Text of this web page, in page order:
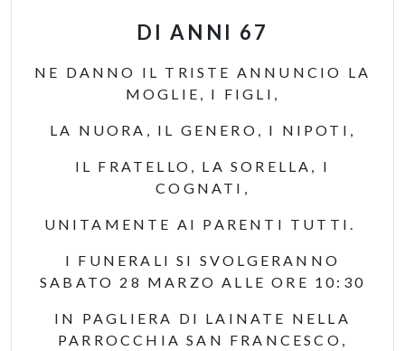
DI ANNI 67
NE DANNO IL TRISTE ANNUNCIO LA
MOGLIE, I FIGLI,
LA NUORA, IL GENERO, I NIPOTI,
IL FRATELLO, LA SORELLA, I
COGNATI,
UNITAMENTE AI PARENTI TUTTI.
I FUNERALI SI SVOLGERANNO
SABATO 28 MARZO ALLE ORE 10:30
IN PAGLIERA DI LAINATE NELLA
PARROCCHIA SAN FRANCESCO,